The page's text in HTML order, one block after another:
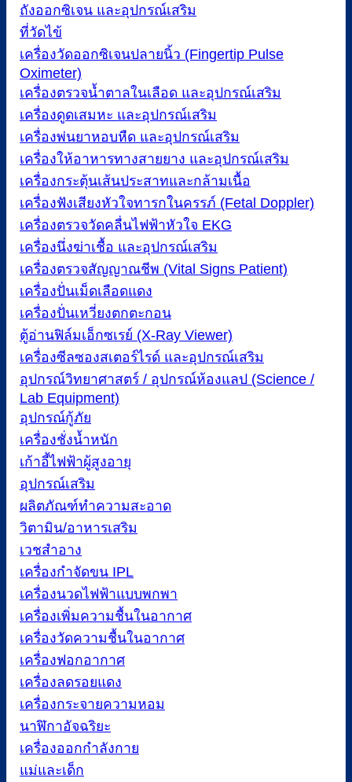
ถังออกซิเจน และอุปกรณ์เสริม
ที่วัดไข้
เครื่องวัดออกซิเจนปลายนิ้ว (Fingertip Pulse
Oximeter)
เครื่องตรวจน้ำตาลในเลือด และอุปกรณ์เสริม
เครื่องดูดเสมหะ และอุปกรณ์เสริม
เครื่องพ่นยาหอบหืด และอุปกรณ์เสริม
เครื่องให้อาหารทางสายยาง และอุปกรณ์เสริม
เครื่องกระตุ้นเส้นประสาทและกล้ามเนื้อ
เครื่องฟังเสียงหัวใจทารกในครรภ์ (Fetal Doppler)
เครื่องตรวจวัดคลื่นไฟฟ้าหัวใจ EKG
เครื่องนึ่งฆ่าเชื้อ และอุปกรณ์เสริม
เครื่องตรวจสัญญาณชีพ (Vital Signs Patient)
เครื่องปั่นเม็ดเลือดแดง
เครื่องปั่นเหวี่ยงตกตะกอน
ตู้อ่านฟิล์มเอ็กซเรย์ (X-Ray Viewer)
เครื่องซีลซองสเตอร์ไรด์ และอุปกรณ์เสริม
อุปกรณ์วิทยาศาสตร์ / อุปกรณ์ห้องแลป (Science /
Lab Equipment)
อุปกรณ์กู้ภัย
เครื่องชั่งน้ำหนัก
เก้าอี้ไฟฟ้าผู้สูงอายุ
อุปกรณ์เสริม
ผลิตภัณฑ์ทำความสะอาด
วิตามิน/อาหารเสริม
เวชสำอาง
เครื่องกำจัดขน IPL
เครื่องนวดไฟฟ้าแบบพกพา
เครื่องเพิ่มความชื้นในอากาศ
เครื่องวัดความชื้นในอากาศ
เครื่องฟอกอากาศ
เครื่องลดรอยแดง
เครื่องกระจายความหอม
นาฬิกาอัจฉริยะ
เครื่องออกกำลังกาย
แม่และเด็ก